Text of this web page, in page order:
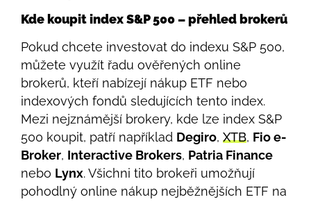
Kde koupit index S&P 500 – přehled brokerů
Pokud chcete investovat do indexu S&P 500,
můžete využít řadu ověřených online
brokerů, kteří nabízejí nákup ETF nebo
indexových fondů sledujících tento index.
Mezi nejznámější brokery, kde lze index S&P
500 koupit, patří například Degiro, XTB, Fio e-
Broker, Interactive Brokers, Patria Finance
nebo Lynx. Všichni tito brokeři umožňují
pohodlný online nákup nejběžnějších ETF na